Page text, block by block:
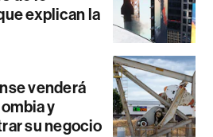
explican la
venderá
y
su negocio